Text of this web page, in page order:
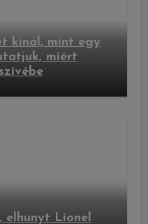
kínál, mint egy
miért
elhunyt Lionel